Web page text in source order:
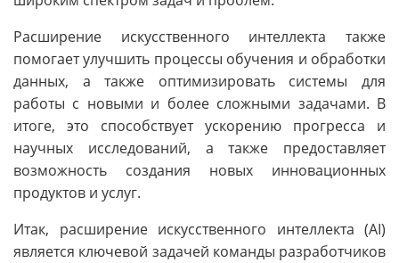
Расширение искусственного интеллекта также
помогает улучшить процессы обучения и обработки
данных, а также оптимизировать системы для
работы с новыми и более сложными задачами. В
итоге, это способствует ускорению прогресса и
научных исследований, а также предоставляет
возможность создания новых инновационных
продуктов и услуг.
Итак, расширение искусственного интеллекта (AI)
является ключевой задачей команды разработчиков